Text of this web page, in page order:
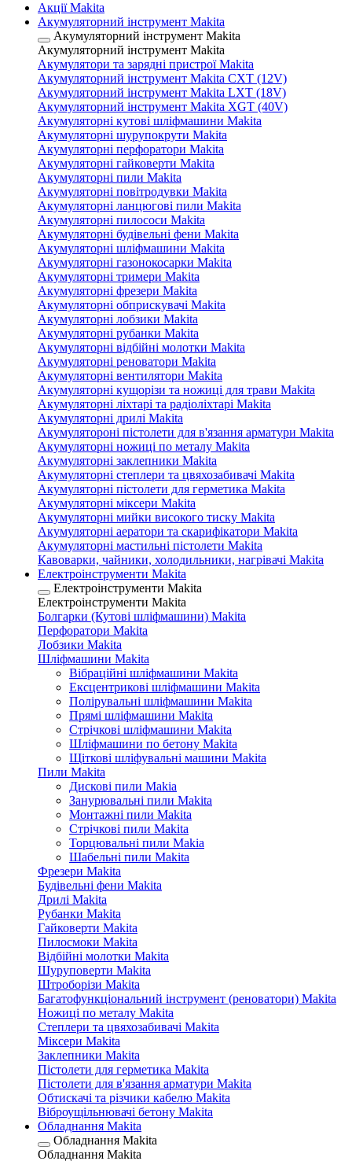
Акції Makita
Акумуляторний інструмент Makita
Акумуляторний інструмент Makita
Акумуляторний інструмент Makita
Акумулятори та зарядні пристрої Makita
Акумуляторний інструмент Makita CXT (12V)
Акумуляторний інструмент Makita LXT (18V)
Акумуляторний інструмент Makita XGT (40V)
Акумуляторні кутові шліфмашини Makita
Акумуляторні шурупокрути Makita
Акумуляторні перфоратори Makita
Акумуляторні гайковерти Makita
Акумуляторні пили Makita
Акумуляторні повітродувки Makita
Акумуляторні ланцюгові пили Makita
Акумуляторні пилососи Makita
Акумуляторні будівельні фени Makita
Акумуляторні шліфмашини Makita
Акумуляторні газонокосарки Makita
Акумуляторні тримери Makita
Акумуляторні фрезери Makita
Акумуляторні обприскувачі Makita
Акумуляторні лобзики Makita
Акумуляторні рубанки Makita
Акумуляторні відбійні молотки Makita
Акумуляторні реноватори Makita
Акумуляторні вентилятори Makita
Акумуляторні кущорізи та ножиці для трави Makita
Акумуляторні ліхтарі та радіоліхтарі Makita
Акумуляторні дрилі Makita
Акумулятороні пістолети для в'язання арматури Makita
Акумуляторні ножиці по металу Makita
Акумуляторні заклепники Makita
Акумуляторні степлери та цвяхозабивачі Makita
Акумуляторні пістолети для герметика Makita
Акумуляторні міксери Makita
Акумуляторні мийки високого тиску Makita
Акумуляторні аератори та скарифікатори Makita
Акумуляторні мастильні пістолети Makita
Кавоварки, чайники, холодильники, нагрівачі Makita
Електроінструменти Makita
Електроінструменти Makita
Електроінструменти Makita
Болгарки (Кутові шліфмашини) Makita
Перфоратори Makita
Лобзики Makita
Шліфмашини Makita
Вібраційні шліфмашини Makita
Ексцентрикові шліфмашини Makita
Полірувальні шліфмашини Makita
Прямі шліфмашини Makita
Стрічкові шліфмашини Makita
Шліфмашини по бетону Makita
Щіткові шліфувальні машини Makita
Пили Makita
Дискові пили Makia
Занурювальні пили Makita
Монтажні пили Makita
Стрічкові пили Makita
Торцювальні пили Makia
Шабельні пили Makita
Фрезери Makita
Будівельні фени Makita
Дрилі Makita
Рубанки Makita
Гайковерти Makita
Пилосмоки Makita
Відбійні молотки Makita
Шуруповерти Makita
Штроборізи Makita
Багатофункціональний інструмент (реноватори) Makita
Ножиці по металу Makita
Степлери та цвяхозабивачі Makita
Міксери Makita
Заклепники Makita
Пістолети для герметика Makita
Пістолети для в'язання арматури Makita
Обтискачі та різчики кабелю Makita
Віброущільнювачі бетону Makita
Обладнання Makita
Обладнання Makita
Обладнання Makita